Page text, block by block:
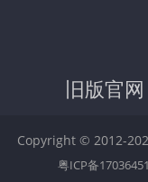
旧版官网
Copyright © 2012-
粤ICP备